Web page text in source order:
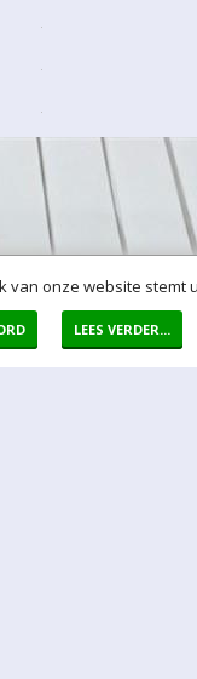
onze website
LEES VERDER...